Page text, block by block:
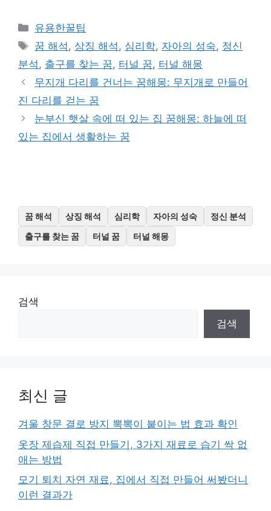
카
테
리
유용한꿀팁
태
그
꿈 해석, 상징 해석, 심리학, 자아의 성숙, 정신
분석, 출구를 찾는 꿈, 터널 꿈, 터널 해몽
무지개 다리를 건너는 꿈해몽: 무지개로 만들어
진 다리를 걷는 꿈
눈부신 햇살 속에 떠 있는 집 꿈해몽: 하늘에 떠
있는 집에서 생활하는 꿈
꿈 해석 상징 해석 심리학 자아의 성숙
정신 분석
출구를 찾는 꿈
터널 꿈 터널 해몽
검색
검색
최신 글
겨울 창문 결로 방지 뽁뽁이 붙이는 법 효과 확인
옷장 제습제 직접 만들기, 3가지 재료로 습기 싹 없
애는 방법
모기 퇴치 자연 재료, 집에서 직접 만들어 써봤더니
이런 결과가